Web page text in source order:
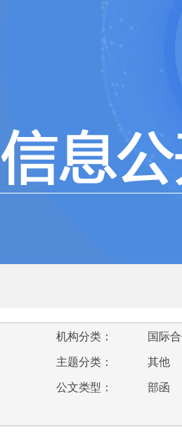
机构分类：
国际
主题分类：
其他
公文类型：
部函